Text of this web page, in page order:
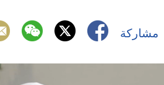
مشاركة